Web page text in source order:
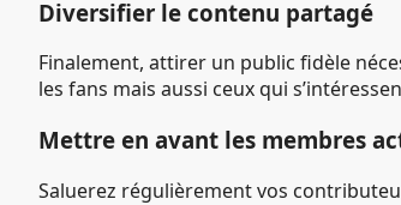
Diversifier le contenu partagé
Finalement, attirer un public fidèle
les fans mais aussi ceux qui
Mettre en avant les membres
Saluerez régulièrement vos